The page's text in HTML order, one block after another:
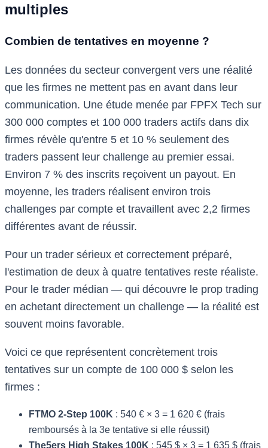
multiples
Combien de tentatives en moyenne ?
Les données du secteur convergent vers une réalité
que les firmes ne mettent pas en avant dans leur
communication. Une étude menée par FPFX Tech sur
300 000 comptes et 100 000 traders actifs dans dix
firmes révèle qu'entre 5 et 10 % seulement des
traders passent leur challenge au premier essai.
Environ 7 % des inscrits reçoivent un payout. En
moyenne, les traders réalisent environ trois
challenges par compte et travaillent avec 2,2 firmes
différentes avant de réussir.
Pour un trader sérieux et correctement préparé,
l'estimation de deux à quatre tentatives reste réaliste.
Pour le trader médian — qui découvre le prop trading
en achetant directement un challenge — la réalité est
souvent moins favorable.
Voici ce que représentent concrètement trois
tentatives sur un compte de 100 000 $ selon les
firmes :
FTMO 2-Step 100K : 540 € × 3 = 1 620 € (frais
remboursés à la 3e tentative si elle réussit)
The5ers High Stakes 100K : 545 $ × 3 = 1 635 $ (frais